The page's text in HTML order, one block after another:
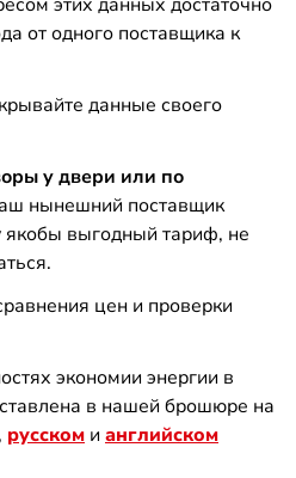
от одного поставщика к
данные своего
у двери или по
нынешний поставщик
якобы выгодный тариф, не
цен и проверки
экономии энергии в
в нашей брошюре на
, русском и английском